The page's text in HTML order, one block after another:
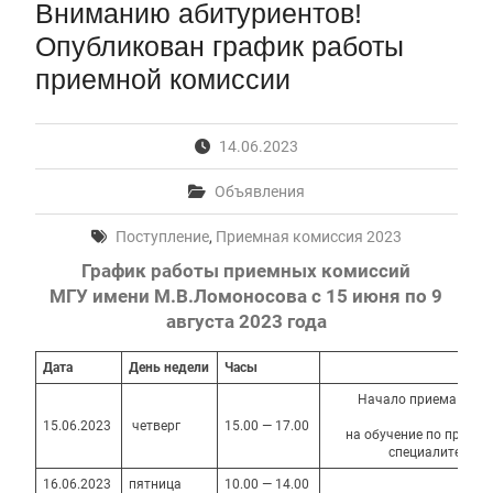
Первый канал, 27.07.2026. Часть 1-2
Конкурсные списки лиц, прошедших
вступительные испытания в МГУ имени
М.В.Ломоносова в 2026 году по каждому
Вячеслав Никонов в программе «Большая игра» —
Первый канал, 24.07.2026. Часть 1-2
Вниманию абитуриентов бакалавриата! Открыта
онлайн-запись на заключение договора на
обучение
Вячеслав Никонов в программе «Большая игра»
— Первый канал, 05.08.2026. Часть 1-3
Вниманию абитуриентов!
Опубликован график работы
приемной комиссии
14.06.2023
Объявления
Поступление, Приемная комиссия 2023
График работы приемных комиссий
МГУ имени М.В.Ломоносова с 15 июня по 9
августа 2023 года
Дата День недели Часы
15.06.2023 четверг 15.00 — 17.00
Начало приема
на обучение по
специалитета
16.06.2023 пятница 10.00 — 14.00